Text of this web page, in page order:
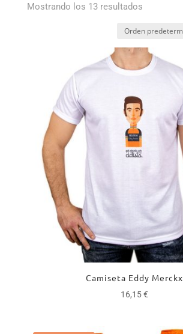
Mostrando los 13 resultados
Camiseta Eddy Merckx
16,15€